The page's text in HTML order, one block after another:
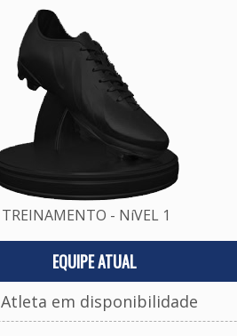
TREINAMENTO - NíVEL 1
EQUIPE ATUAL
Atleta em disponibilidade